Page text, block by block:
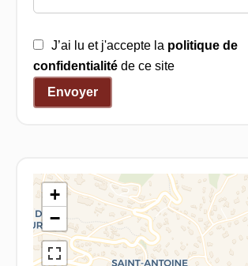
J’ai lu et j'accepte la politique de
confidentialitéde ce site
Envoyer
+
−